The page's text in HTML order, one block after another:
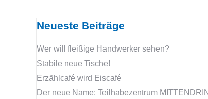
Neueste Beiträge
Wer will fleißige Handwerker sehen?
Stabile neue Tische!
Erzählcafé wird Eiscafé
Der neue Name: Teilhabezentrum MITTENDRIN